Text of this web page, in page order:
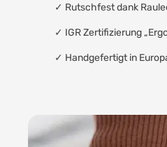
✓ Rutschfest dank
✓ IGR Zertifizierung
✓ Handgefertigt in